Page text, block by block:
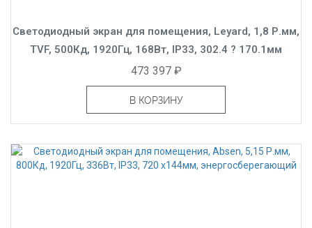
Светодиодный экран для помещения, Leyard, 1,8 Р.мм,
TVF, 500Кд, 1920Гц, 168Вт, IP33, 302.4 ? 170.1мм
473 397 ₽
В КОРЗИНУ